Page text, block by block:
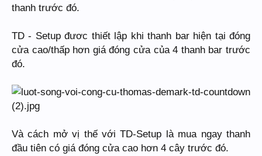
thanh trước đó.
TD - Setup đươc thiết lập khi thanh bar hiện tại đóng
cửa cao/thấp hơn giá đóng cửa của 4 thanh bar trước
đó.
Và cách mở vị thế với TD-Setup là mua ngay thanh
đầu tiên có giá đóng cửa cao hơn 4 cây trước đó.